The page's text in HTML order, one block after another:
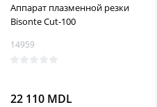
Аппарат плазменной резки
Bisonte Cut-100
14959
22 110 MDL